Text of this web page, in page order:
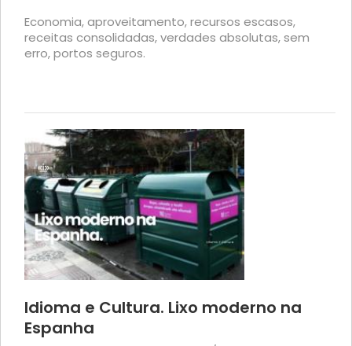
Economia, aproveitamento, recursos escasos,
receitas consolidadas, verdades absolutas, sem
erro, portos seguros.
Idioma e Cultura. Lixo moderno na
Espanha